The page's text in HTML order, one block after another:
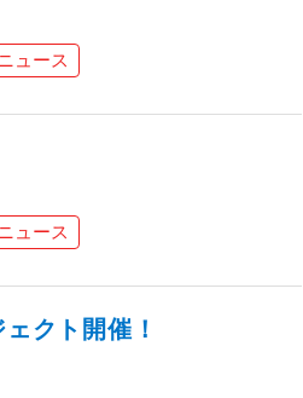
ュース
ュース
クト開催！